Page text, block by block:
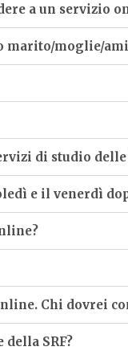
a un servizio
marito/moglie/
di studio
e il venerdì
Chi dovrei
SRF?